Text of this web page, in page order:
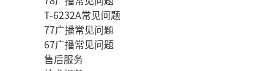
T-6232A常见问题
77广播常见问题
67广播常见问题
售后服务